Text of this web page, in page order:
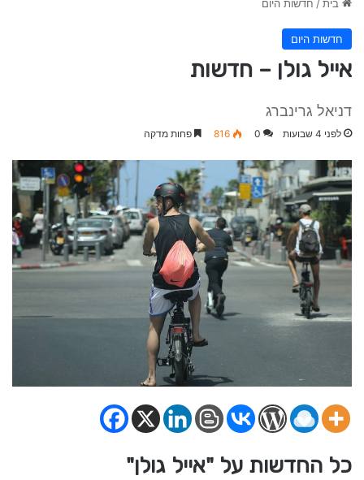
בית/ חדשות היום
חדשות היום
אייל גולן – חדשות
דניאל גרינברג
לפני 4 שבועות 0
816 פחות מדקה
כל החדשות על "אייל גולן"